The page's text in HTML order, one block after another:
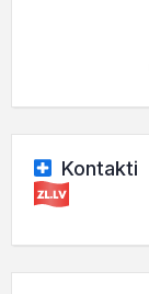
Kontakti